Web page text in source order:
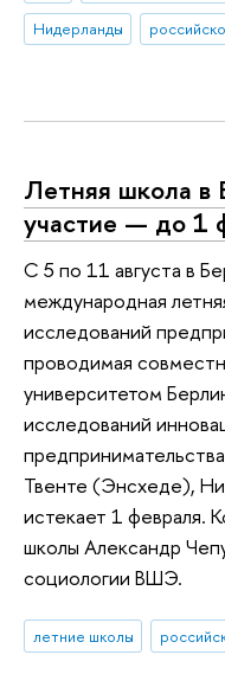
Нидерланды
Летняя школа в
участие — до 1
С 5 по 11 августа в
международная
исследований
проводимая
университетом
исследований
Твенте (Энсхеде),
истекает 1 февраля.
школы Александр
социологии ВШЭ.
летние школы